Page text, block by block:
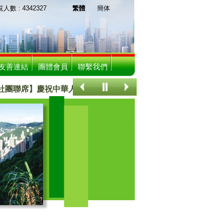
數 : 4342327 繁體 簡体
善連結 團體會員 聯繫我們
聯席】慶祝中華人民共和國成立75周年聯歡晚宴